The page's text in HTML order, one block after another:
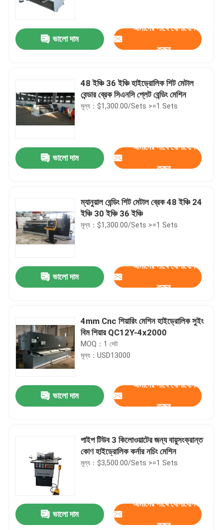
আমাদের সম্পর্কে
ভালো দাম
আমাদের সাথে যোগাযোগ
করুন
48 ইঞ্চি 36 ইঞ্চি হাইড্রোলিক শিট মেটাল
বেন্ডার ব্রেক সিএনসি প্লেট বেন্ডিং মেশিন
মূল্য：$1,300.00/Sets >=1 Sets
ভালো দাম
আমাদের সাথে যোগাযোগ
করুন
ম্যানুয়াল বেন্ডিং শিট মেটাল ব্রেক 48 ইঞ্চি 24
ইঞ্চি 30 ইঞ্চি 36 ইঞ্চি
মূল্য：$1,300.00/Sets >=1 Sets
ভালো দাম
আমাদের সাথে যোগাযোগ
করুন
4mm Cnc শিয়ারিং মেশিন হাইড্রোলিক সুইং
বিম শিয়ার QC12Y-4x2000
MOQ：1 সেট
মূল্য：USD13000
ভালো দাম
আমাদের সাথে যোগাযোগ
করুন
পাইপ টিউব 3 কিলোওয়াটের জন্য বায়ুসংক্রান্ত
কোণ হাইড্রোলিক কর্নার নচিং মেশিন
মূল্য：$3,500.00/Sets >=1 Sets
ভালো দাম
আমাদের সাথে যোগাযোগ
করুন
QC12Y QC11K হাইড্রোলিক গিলোটিন NC শিয়ারিং মেশিনের ওজন 3.3t